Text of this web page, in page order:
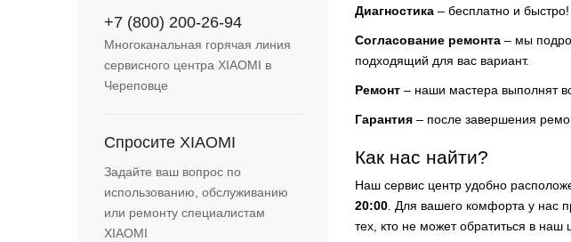
+7 (800) 200-26-94
Многоканальная горячая линия
сервисного центра XIAOMI в
Череповце
Спросите XIAOMI
Задайте ваш вопрос по
использованию, обслуживанию
или ремонту специалистам
XIAOMI
Диагностика – бесплатно и
Согласование ремонта – мы
подходящий для вас вариант.
Ремонт – наши мастера выполнят
Гарантия – после завершения
Как нас найти?
Наш сервис центр удобно
20:00 . Для вашего комфорта у нас
тех, кто не может обратиться в наш